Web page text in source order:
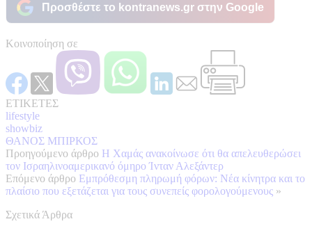
Προσθέστε το kontranews.gr στην Google
Κοινοποίηση σε
ΕΤΙΚΕΤΕΣ
lifestyle
showbiz
ΘΑΝΟΣ ΜΠΙΡΚΟΣ
Προηγούμενο άρθρο Η Χαμάς ανακοίνωσε ότι θα απελευθερώσει
τον Ισραηλινοαμερικανό όμηρο Ίνταν Αλεξάντερ
Επόμενο άρθρο Εμπρόθεσμη πληρωμή φόρων: Νέα κίνητρα και το
πλαίσιο που εξετάζεται για τους συνεπείς φορολογούμενους »
Σχετικά Άρθρα